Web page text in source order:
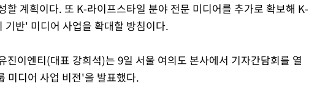
할 계획이다. 또 K-라이프스타일 분야 전문 미디어를 추가로 확보해 K-
반' 미디어 사업을 확대할 방침이다.
진이엔티(대표 강희석)는 9일 서울 여의도 본사에서 기자간담회를 열
미디어 사업 비전'을 발표했다.